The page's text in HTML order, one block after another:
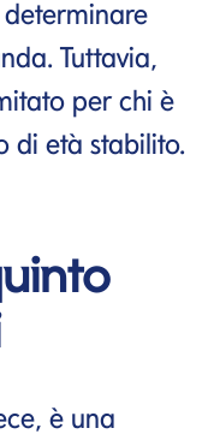
Tuttavia,
per chi è
di età stabilito.
è una